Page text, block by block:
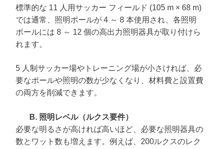
標準的な 11 人用サッカー フィールド (105 m × 68 m)
では通常、照明ポールが 4 ～ 8 本使用され、各照明
ポールには 8 ～ 12 個の高出力照明器具が取り付けら
れます。
5 人制サッカー場やトレーニング場が小さければ、必
要なポールや照明の数が少なくなり、材料費と設置費
の両方を削減できます。
B. 照明レベル（ルクス要件）
必要な明るさが高ければ高いほど、必要な照明器具の
数とワット数も増えます。例えば、200ルクスのレク